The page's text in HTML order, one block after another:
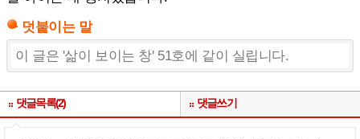
덧붙이는 말
이 글은 '삶이 보이는 창' 51호에 같이 실립니다.
댓글목록(2) 댓글쓰기